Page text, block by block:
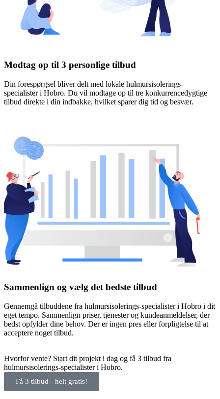
Modtag op til 3 personlige tilbud
Din forespørgsel bliver delt med lokale hulmursisolerings-
specialister i Hobro. Du vil modtage op til tre konkurrencedygtige
tilbud direkte i din indbakke, hvilket sparer dig tid og besvær.
Sammenlign og vælg det bedste tilbud
Gennemgå tilbuddene fra hulmursisolerings-specialister i Hobro i dit
eget tempo. Sammenlign priser, tjenester og kundeanmeldelser, der
bedst opfylder dine behov. Der er ingen pres eller forpligtelse til at
acceptere noget tilbud.
Hvorfor vente? Start dit projekt i dag og få 3 tilbud fra
hulmursisolerings-specialister i Hobro.
Få 3 tilbud - helt gratis!